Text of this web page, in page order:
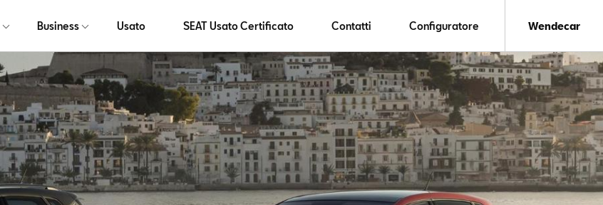
Business Usato SEAT Usato Certificato Contatti Configuratore Wendecar